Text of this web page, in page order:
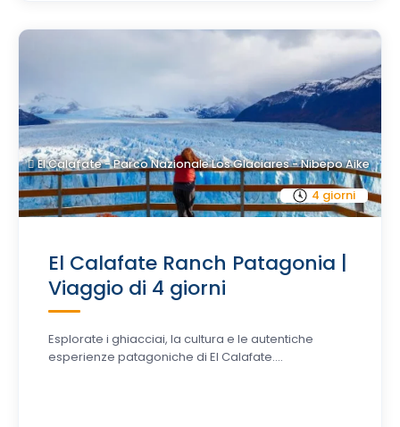
4 giorni
El Calafate - Parco Nazionale Los Glaciares - Nibepo Aike
El Calafate Ranch Patagonia |
Viaggio di 4 giorni
Esplorate i ghiacciai, la cultura e le autentiche
esperienze patagoniche di El Calafate....